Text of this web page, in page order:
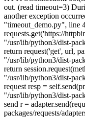
out. (read timeout=3)
another exception
"timeout_demo.py", line
requests.get('https://
"/usr/lib/python3/dist-
return request('get', url,
"/usr/lib/python3/dist-
return
"/usr/lib/python3/dist-
request resp =
"/usr/lib/python3/dist-
send r =
packages/requests/